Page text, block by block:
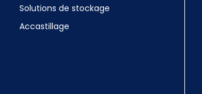
Solutions de stockage
Accastillage